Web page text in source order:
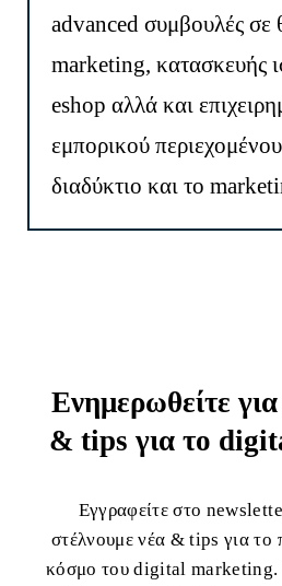
advanced συμβουλές
marketing, κατασκευής
eshop αλλά και
εμπορικού
διαδύκτιο και το
Ενημερωθείτε
& tips για το
Εγγραφείτε στο
στέλνουμε νέα & tips για το
κόσμο του digital marketing.